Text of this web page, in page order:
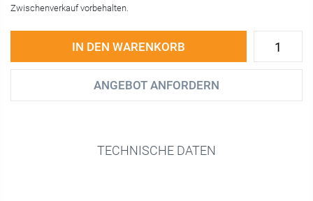
Zwischenverkauf vorbehalten.
IN DEN WARENKORB
ANGEBOT ANFORDERN
TECHNISCHE DATEN